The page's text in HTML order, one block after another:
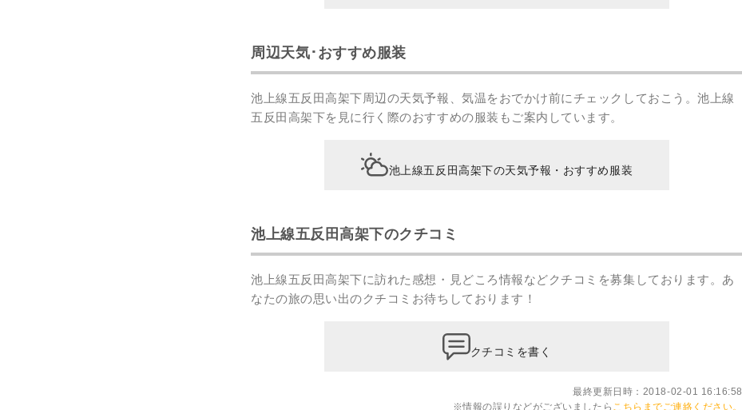
周辺天気･おすすめ服装
池上線五反田高架下周辺の天気予報、気温をおでかけ前にチェックしておこう。池上線
五反田高架下を見に行く際のおすすめの服装もご案内しています。
池上線五反田高架下の天気予報・おすすめ服装
池上線五反田高架下のクチコミ
池上線五反田高架下に訪れた感想・見どころ情報などクチコミを募集しております。あ
なたの旅の思い出のクチコミ お待ちしております！
クチコミを書く
最終更新日時：2018-02-01 16:16:58
※情報の誤りなどがございましたら こちらまでご連絡ください。